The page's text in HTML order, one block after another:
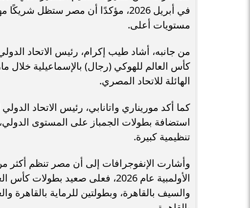
في أبريل 2026، مؤكدًا أن مصر ستظل
مستويات أعلى.
من جانبه، أشاد طيب إكرام، رئيس الاتحاد
الهائلة للاتحاد المصري.
كما أكد موريناري واتانابي، رئيس الاتحاد
استضافة بطولات الجمباز على المستوى
تنظيمية كبيرة.
والسيف بالقاهرة، وبطولتين للرماية بالقاهرة